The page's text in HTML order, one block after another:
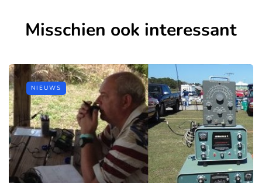
Misschien ook interessant
NIEUWS